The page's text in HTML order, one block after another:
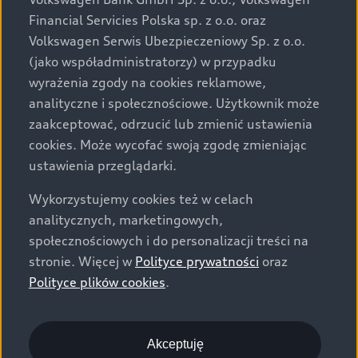
za dopłatą. Wiążące ustalenie ceny, wyposażenia i
specyfikacji pojazdu następują w umowie sprzedaży, a
określenie parametrów technicznych zawiera
świadectwo homologacji typu pojazdu. Zastrzegamy
sobie prawo do zmian i pomyłek. Wszelkie informacje
prezentowane na stronie są aktualne na dzień ich
zamieszczania. W celu uzyskania najnowszych
informacji prosimy kontaktować się z Partnerem Marki
Audi.
Wszystkie produkowane obecnie samochody marki Audi
są wykonywane z materiałów spełniających pod
względem możliwości odzysku i recyklingu wymagania
określone w normie ISO 22628 i są zgodne z
europejskimi świadectwami homologacji wydanymi wg
o.o. podlega obowiązkowi zapewnienia wszystkim
użytkownikom samochodów marki Volkswagen sieci
Financial Servicies Polska sp. z o.o. oraz
Volkswagen Serwis Ubezpieczeniowy Sp. z o.o.
(jako współadministratorzy) w przypadku
wyrażenia zgody na cookies reklamowe,
analityczne i społecznościowe. Użytkownik może
zaakceptować, odrzucić lub zmienić ustawienia
cookies. Może wycofać swoją zgodę zmieniając
ustawienia przeglądarki.
Wykorzystujemy cookies też w celach
analitycznych, marketingowych,
społecznościowych i do personalizacji treści na
stronie. Więcej w Polityce prywatności oraz
Polityce plików cookies.
Akceptuję